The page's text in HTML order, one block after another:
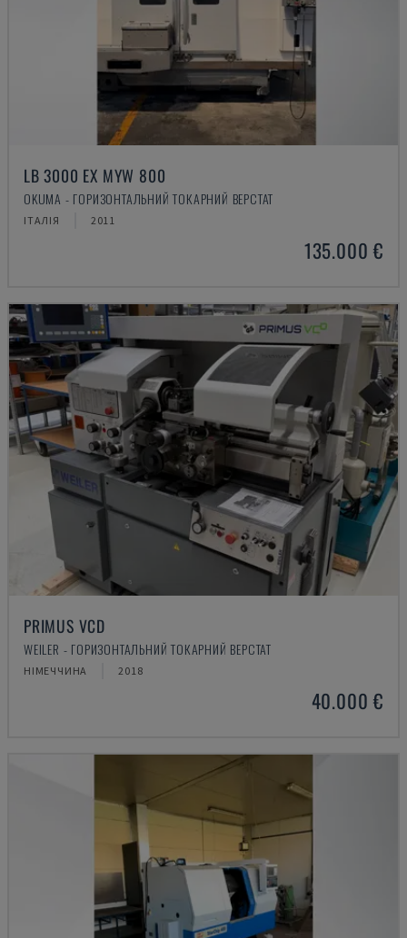
LB 3000 EX MYW 800
OKUMA - ГОРИЗОНТАЛЬНИЙ ТОКАРНИЙ ВЕРСТАТ
ІТАЛІЯ 2011
135.000 €
PRIMUS VCD
WEILER - ГОРИЗОНТАЛЬНИЙ ТОКАРНИЙ ВЕРСТАТ
НІМЕЧЧИНА 2018
40.000 €